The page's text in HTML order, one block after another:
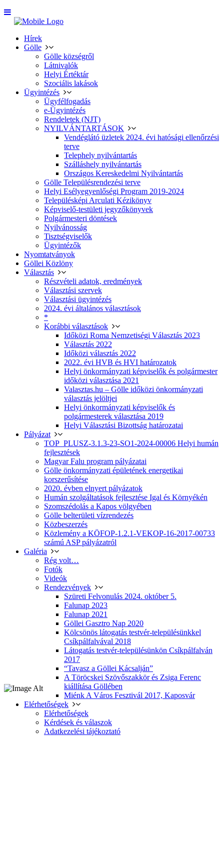
Hírek
Gölle
Gölle községről
Látnivalók
Helyi Értéktár
Szociális lakások
Ügyintézés
Ügyfélfogadás
e-Ügyintézés
Rendeletek (NJT)
NYILVÁNTARTÁSOK
Vendéglátó üzletek 2024. évi hatósági ellenőrzési
terve
Telephely nyilvántartás
Szálláshely nyilvántartás
Országos Kereskedelmi Nyilvántartás
Gölle Településrendezési terve
Helyi Esélyegyenlőségi Program 2019-2024
Településképi Arculati Kézikönyv
Képviselő-testületi jegyzőkönyvek
Polgármesteri döntések
Nyilvánosság
Tisztségviselők
Ügyintézők
Nyomtatványok
Göllei Közlöny
Választás
Részvételi adatok, eredmények
Választási szervek
Választási ügyintézés
2024. évi általános választások
*
Korábbi választások
Időközi Roma Nemzetiségi Választás 2023
Választás 2022
Időközi választás 2022
2022. évi HVB és HVI határozatok
Helyi önkormányzati képviselők és polgármester
időközi választása 2021
Valasztas.hu – Gölle időközi önkormányzati
választás jelöltjei
Helyi önkormányzati képviselők és
polgármesterek választása 2019
Helyi Választási Bizottság határozatai
Pályázat
TOP_PLUSZ-3.1.3-23-SO1-2024-00006 Helyi humán
fejlesztések
Magyar Falu program pályázatai
Gölle önkormányzati épületének energetikai
korszerűsítése
2020. évben elnyert pályázatok
Humán szolgáltatások fejlesztése Igal és Környékén
Szomszédolás a Kapos völgyében
Gölle belterületi vízrendezés
Közbeszerzés
Közlemény a KÖFOP-1.2.1-VEKOP-16-2017-00733
számú ASP pályázatról
Galéria
Rég volt…
Fotók
Videók
Rendezvények
Szüreti Felvonulás 2024. október 5.
Falunap 2023
Falunap 2021
Göllei Gasztro Nap 2020
Kölcsönös látogatás testvér-településünkkel
Csíkpálfalvával 2018
Látogatás testvér-településünkön Csíkpálfalván
2017
“Tavasz a Göllei Kácsalján”
A Töröcskei Szövőszakkör és Zsiga Ferenc
kiállítása Göllében
Miénk A Város Fesztivál 2017, Kaposvár
Elérhetőségek
Elérhetőségek
Kérdések és válaszok
Adatkezelési tájékoztató